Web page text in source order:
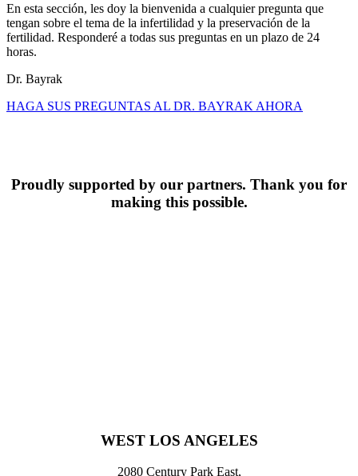
En esta sección, les doy la bienvenida a cualquier pregunta que
tengan sobre el tema de la infertilidad y la preservación de la
fertilidad. Responderé a todas sus preguntas en un plazo de 24
horas.
Dr. Bayrak
HAGA SUS PREGUNTAS AL DR. BAYRAK AHORA
Proudly supported by our partners. Thank you for
making this possible.
WEST LOS ANGELES
2080 Century Park East,